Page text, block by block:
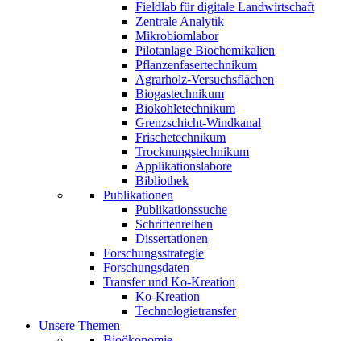
Fieldlab für digitale Landwirtschaft
Zentrale Analytik
Mikrobiomlabor
Pilotanlage Biochemikalien
Pflanzenfasertechnikum
Agrarholz-Versuchsflächen
Biogastechnikum
Biokohletechnikum
Grenzschicht-Windkanal
Frischetechnikum
Trocknungstechnikum
Applikationslabore
Bibliothek
Publikationen
Publikationssuche
Schriftenreihen
Dissertationen
Forschungsstrategie
Forschungsdaten
Transfer und Ko-Kreation
Ko-Kreation
Technologietransfer
Unsere Themen